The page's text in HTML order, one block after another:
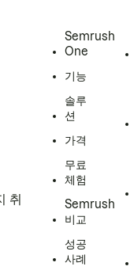
취
Semrush
One
기능
솔루
션
가격
무료
체험
Semrush
비교
성공
사례